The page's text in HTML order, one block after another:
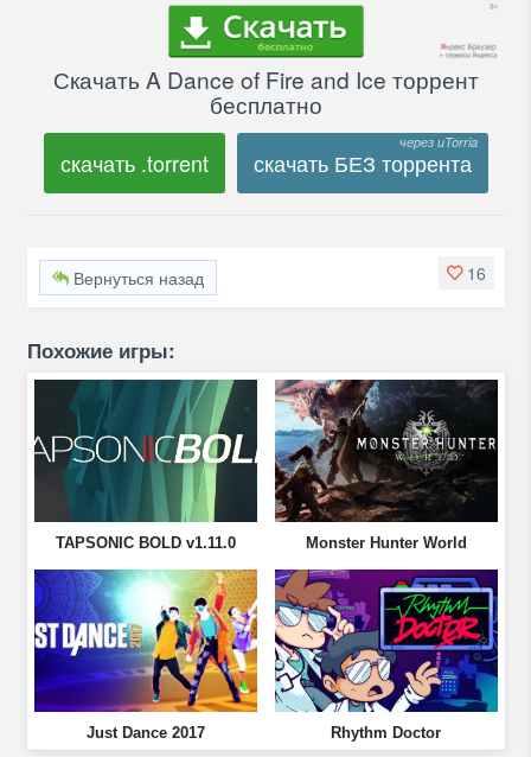
Скачать A Dance of Fire and Ice торрент
бесплатно
скачать .torrent скачать БЕЗ торрента
16
Вернуться назад
Похожие игры:
TAPSONIC BOLD v1.11.0 Monster Hunter World
Just Dance 2017 Rhythm Doctor